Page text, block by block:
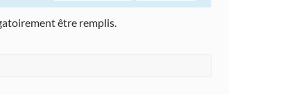
être remplis.